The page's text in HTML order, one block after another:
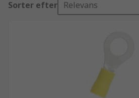
terminaler og samlemuffe artikler
produkter i store partier eller en
kan du gøre brug af vores dag-til-
leveringsservice på tusindvis af
Sorter efter Relevans